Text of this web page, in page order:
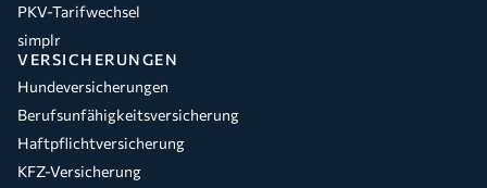
PKV-Tarifwechsel
simplr
VERSICHERUNGEN
Hundeversicherungen
Berufsunfähigkeitsversicherung
Haftpflichtversicherung
KFZ-Versicherung